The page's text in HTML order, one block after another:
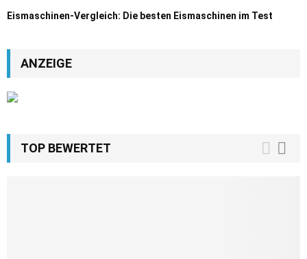
Eismaschinen-Vergleich: Die besten Eismaschinen im Test
ANZEIGE
TOP BEWERTET